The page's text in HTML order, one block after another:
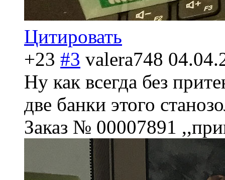
Цитировать
+23 #3 valera748
Ну как всегда без
две банки этого
Заказ № 00007891